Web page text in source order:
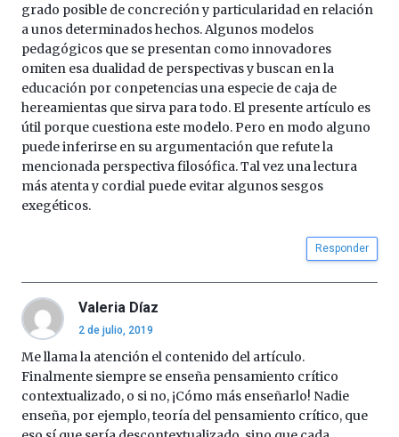
grado posible de concreción y particularidad en relación
a unos determinados hechos. Algunos modelos
pedagógicos que se presentan como innovadores
omiten esa dualidad de perspectivas y buscan en la
educación por conpetencias una especie de caja de
hereamientas que sirva para todo. El presente artículo es
útil porque cuestiona este modelo. Pero en modo alguno
puede inferirse en su argumentación que refute la
mencionada perspectiva filosófica. Tal vez una lectura
más atenta y cordial puede evitar algunos sesgos
exegéticos.
Responder
Valeria Díaz
2 de julio, 2019
Me llama la atención el contenido del artículo.
Finalmente siempre se enseña pensamiento crítico
contextualizado, o si no, ¡Cómo más enseñarlo! Nadie
enseña, por ejemplo, teoría del pensamiento crítico, que